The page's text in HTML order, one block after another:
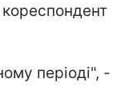
кореспондент
періоді", -